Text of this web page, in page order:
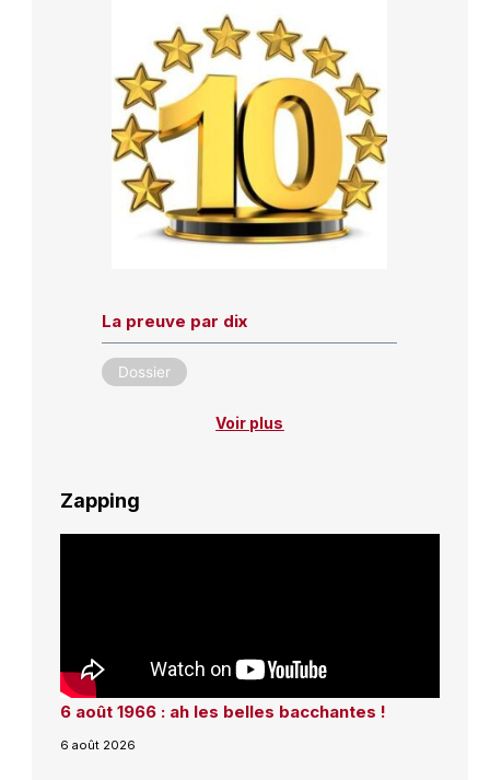
La preuve par dix
Dossier
Voir plus
Zapping
6 août 1966 : ah les belles bacchantes !
6 août 2026